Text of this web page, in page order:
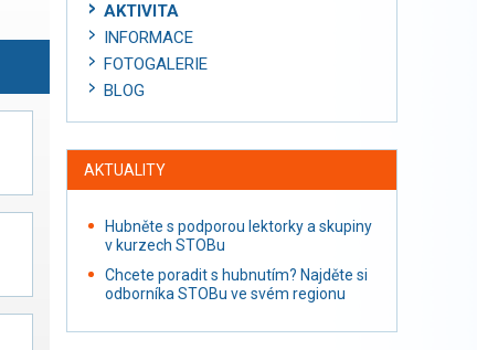
AKTIVITA
INFORMACE
FOTOGALERIE
BLOG
AKTUALITY
Hubněte s podporou lektorky a skupiny
v kurzech STOBu
Chcete poradit s hubnutím? Najděte si
odborníka STOBu ve svém regionu